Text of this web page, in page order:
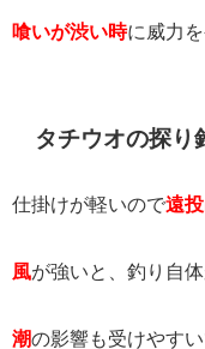
喰いが渋い時に威力を
タチウオの探り
仕掛けが軽いので遠
風が強いと、釣り自
潮の影響も受けやすい